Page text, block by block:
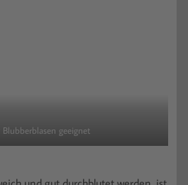
geeignet